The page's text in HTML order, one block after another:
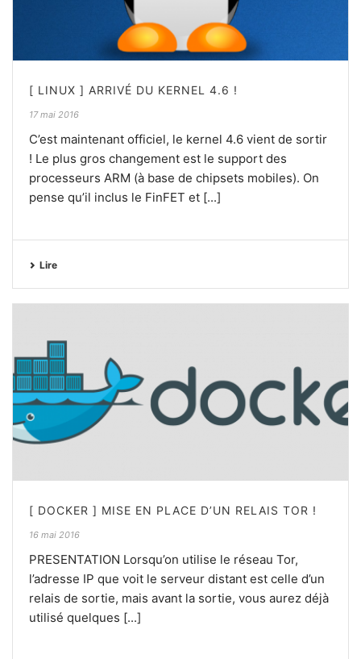
[ LINUX ] ARRIVÉ DU KERNEL 4.6 !
17 mai 2016
C’est maintenant officiel, le kernel 4.6 vient de sortir
! Le plus gros changement est le support des
processeurs ARM (à base de chipsets mobiles). On
pense qu’il inclus le FinFET et [...]
Lire
[ DOCKER ] MISE EN PLACE D’UN RELAIS TOR !
16 mai 2016
PRESENTATION Lorsqu’on utilise le réseau Tor,
l’adresse IP que voit le serveur distant est celle d’un
relais de sortie, mais avant la sortie, vous aurez déjà
utilisé quelques [...]